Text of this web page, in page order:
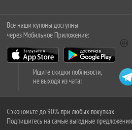
Все наши купоны доступны
через Мобильное Приложение:
Ищите скидки поблизости,
не выходя из чата:
Сэкономьте до 90% при любых покупках
Подпишитесь на самые выгодные предложения